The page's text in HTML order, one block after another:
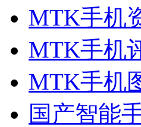
MTK手机
MTK手机
MTK手机
国产智能